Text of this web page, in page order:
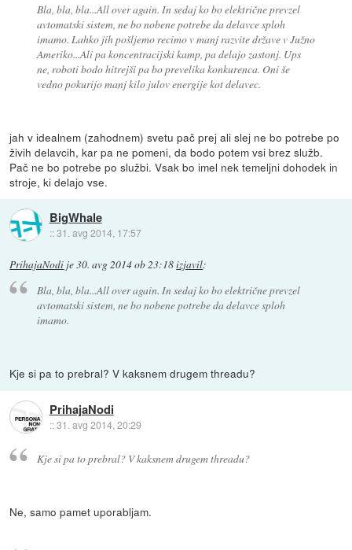
Bla, bla, bla...All over again. In sedaj ko bo električne prevzel
avtomatski sistem, ne bo nobene potrebe da delavce sploh
imamo. Lahko jih pošljemo recimo v manj razvite države v Južno
Ameriko...Ali pa koncentracijski kamp, pa delajo zastonj. Ups
ne, roboti bodo hitrejši pa bo prevelika konkurenca. Oni še
vedno pokurijo manj kilo julov energije kot delavec.
jah v idealnem (zahodnem) svetu pač prej ali slej ne bo potrebe po
živih delavcih, kar pa ne pomeni, da bodo potem vsi brez služb.
Pač ne bo potrebe po službi. Vsak bo imel nek temeljni dohodek in
stroje, ki delajo vse.
BigWhale
::31. avg 2014, 17:57
PrihajaNodi je30. avg 2014 ob 23:18izjavil:
Bla, bla, bla...All over again. In sedaj ko bo električne prevzel
avtomatski sistem, ne bo nobene potrebe da delavce sploh
imamo.
Kje si pa to prebral? V kaksnem drugem threadu?
PrihajaNodi
::31. avg 2014, 20:29
Kje si pa to prebral? V kaksnem drugem threadu?
Ne, samo pamet uporabljam.